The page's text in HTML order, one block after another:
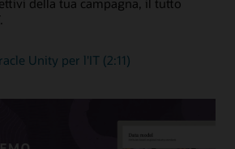
della tua campagna, il tutto
Unity per l'IT (2:11)